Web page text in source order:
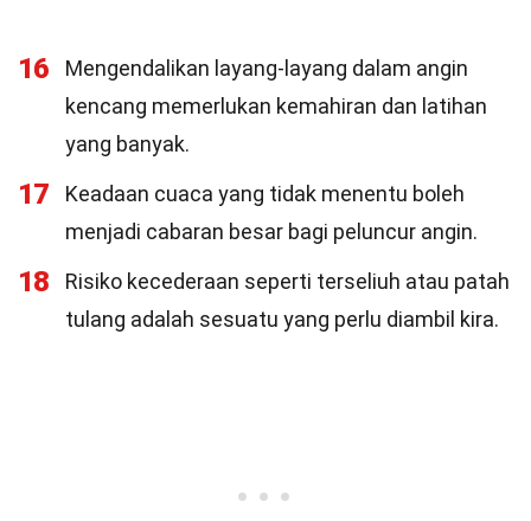
16
Mengendalikan layang-layang dalam angin
kencang memerlukan kemahiran dan latihan
yang banyak.
17
Keadaan cuaca yang tidak menentu boleh
menjadi cabaran besar bagi peluncur angin.
18
Risiko kecederaan seperti terseliuh atau patah
tulang adalah sesuatu yang perlu diambil kira.